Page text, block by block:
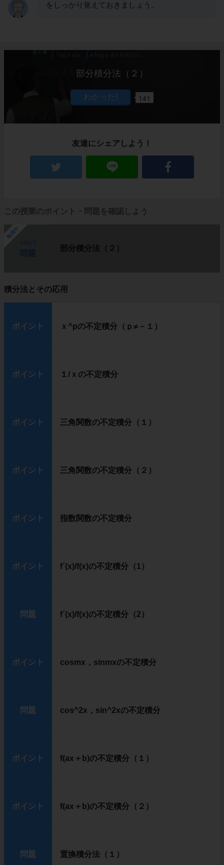
をしっかり覚えておきましょう。
部分積分法（２）
141
友達にシェアしよう！
この授業のポイント・問題を確認しよう
勉強中
部分積分法（２）
積分法とその応用
ポイント ｘ^pの不定積分（ｐ≠－１）
ポイント １/ｘの不定積分
ポイント 三角関数の不定積分（１）
ポイント 三角関数の不定積分（２）
ポイント 指数関数の不定積分
ポイント f´(x)/f(x)の不定積分（1）
問題 f´(x)/f(x)の不定積分（2）
ポイント cosmx，sinmxの不定積分
問題 cos^2x，sin^2xの不定積分
ポイント f(ax＋b)の不定積分（１）
ポイント f(ax＋b)の不定積分（２）
問題 置換積分法（１）